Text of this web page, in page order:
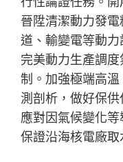
晉陞清潔動力發
道、輸變電等動力
完美動力生產調
制。加強極端高
測剖析，做好保
應對因氣候變化等
保證沿海核電廠取